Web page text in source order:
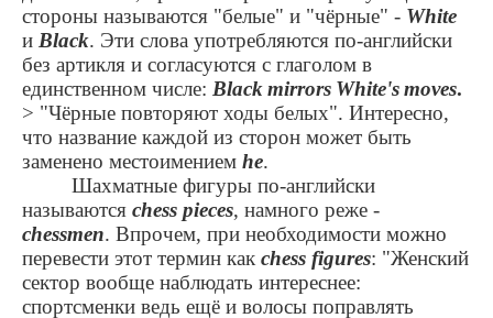
стороны называются "белые" и "чёрные" - White
и Black. Эти слова употребляются по-английски
без артикля и согласуются с глаголом в
единственном числе: Blackmirrors White'smoves.
> "Чёрные повторяют ходы белых". Интересно,
что название каждой из сторон может быть
заменено местоимением he.
Шахматные фигуры по-английски
называются chess pieces, намного реже -
chessmen. Впрочем, при необходимости можно
перевести этот термин как chess figures: "Женский
сектор вообще наблюдать интереснее:
спортсменки ведь ещё и волосы поправлять